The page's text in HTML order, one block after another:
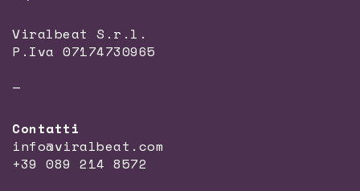
Viralbeat S.r.l.
P.Iva 07174730965
—
Contatti
info@viralbeat.com
+39 089 214 8572